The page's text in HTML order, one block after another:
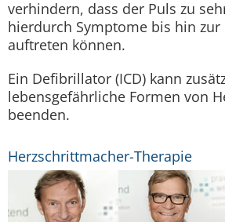
verhindern, dass der Puls zu
hierdurch Symptome bis hin
auftreten können.
Ein Defibrillator (ICD) kann
lebensgefährliche Formen von
beenden.
Herzschrittmacher-Therapie